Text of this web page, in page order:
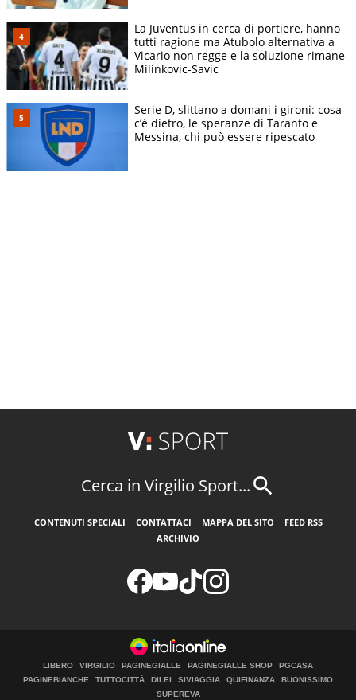
La Juventus in cerca di portiere, hanno
tutti ragione ma Atubolo alternativa a
Vicario non regge e la soluzione rimane
Milinkovic-Savic
Serie D, slittano a domani i gironi: cosa
c’è dietro, le speranze di Taranto e
Messina, chi può essere ripescato
Cerca in Virgilio Sport...
CONTENUTI SPECIALI CONTATTACI MAPPA DEL SITO
FEED RSS
ARCHIVIO
LIBERO VIRGILIO PAGINEGIALLE PAGINEGIALLE SHOP
PGCASA
PAGINEBIANCHE
TUTTOCITTÀ DILEI SIVIAGGIA QUIFINANZA
BUONISSIMO
SUPEREVA